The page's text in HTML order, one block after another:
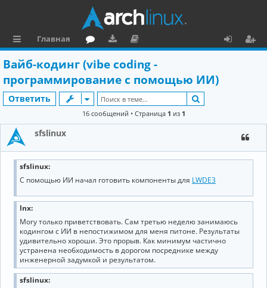
л
и
Главная
м
зк
и
м
е
н
ц
и
я
а
и
Вайб-кодинг (vibe coding -
программирование с помощью ИИ)
Ответить
16 сообщений • Страница 1 из 1
sfslinux
sfslinux:
С помощью ИИ начал готовить компоненты для LWDE3
lnx:
Могу только приветствовать. Сам третью неделю занимаюсь
кодингом с ИИ в непостижимом для меня питоне. Результаты
удивительно хороши. Это прорыв. Как минимум частично
устранена необходимость в дорогом посреднике между
инженерной задумкой и результатом.
sfslinux: